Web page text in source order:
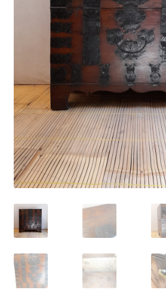
Impressum
Kolonialmöbel
Kontakt
Mein Konto
Shop
Versandarten
Warenkorb